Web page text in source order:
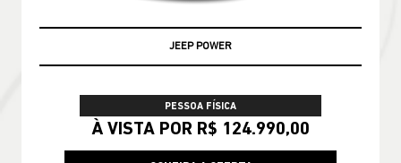
JEEP POWER
PESSOA FÍSICA
À VISTA POR R$ 124.990,00